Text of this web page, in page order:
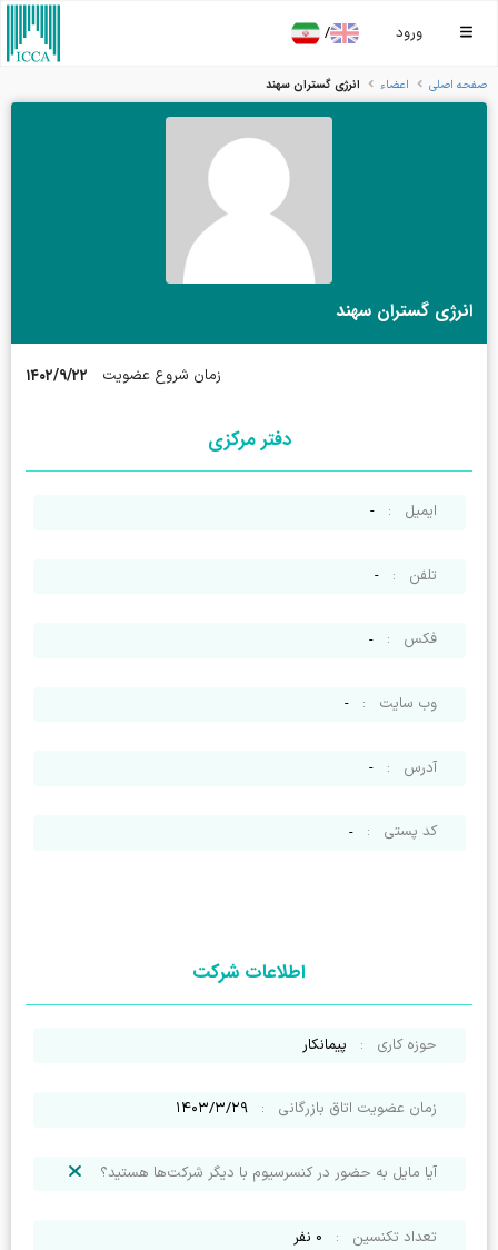
ورود /
صفحه اصلی اعضاء انرژی گستران سهند
انرژی گستران سهند
زمان شروع عضویت ۱۴۰۲/۹/۲۲
دفتر مرکزی
ایمیل :
-
تلفن :
-
فکس :
-
وب سایت :
-
آدرس :
-
کد پستی :
-
اطلاعات شرکت
حوزه کاری : پیمانکار
زمان عضویت اتاق بازرگانی :۱۴۰۳/۳/۲۹
آیا مایل به حضور در کنسرسیوم با دیگر شرکت‌ها هستید؟
تعداد تکنسین :
0 نفر